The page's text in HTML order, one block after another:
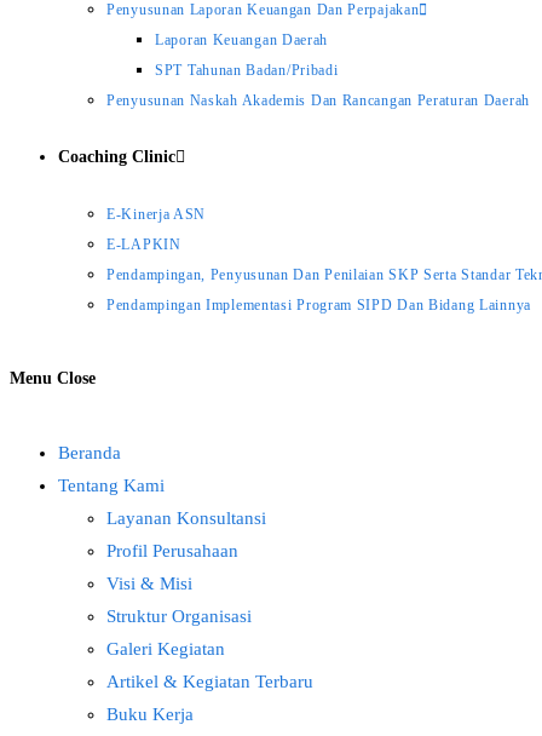
Penyusunan Laporan Keuangan Dan Perpajakan
Laporan Keuangan Daerah
SPT Tahunan Badan/Pribadi
Penyusunan Naskah Akademis Dan Rancangan Peraturan Daerah
Coaching Clinic
E-Kinerja ASN
E-LAPKIN
Pendampingan, Penyusunan Dan Penilaian SKP Serta Standar
Pendampingan Implementasi Program SIPD Dan Bidang Lainnya
Menu Close
Beranda
Tentang Kami
Layanan Konsultansi
Profil Perusahaan
Visi & Misi
Struktur Organisasi
Galeri Kegiatan
Artikel & Kegiatan Terbaru
Buku Kerja